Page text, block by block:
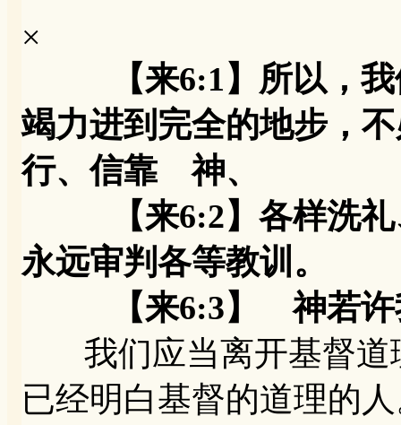
×
【来6:1】所以，
竭力进到完全的地步，
行、信靠 神、
【来6:2】各样洗礼
永远审判各等教训。
【来6:3】 神若许我
我们应当离开基督道
已经明白基督的道理的